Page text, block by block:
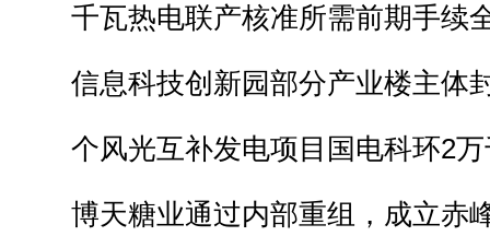
千瓦热电联产核准所需前期手续
信息科技创新园部分产业楼主体
个风光互补发电项目国电科环2
博天糖业通过内部重组，成立赤